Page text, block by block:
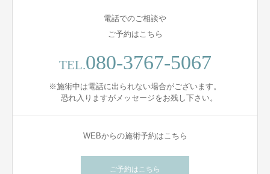
電話でのご相談や
ご予約はこちら
TEL.080-3767-5067
※施術中は電話に出られない場合がございます。
恐れ入りますがメッセージをお残し下さい。
WEBからの施術予約はこちら
ご予約はこちら